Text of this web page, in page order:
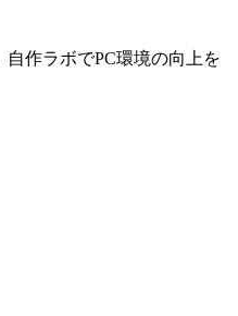
自作ラボでPC環境の向上を